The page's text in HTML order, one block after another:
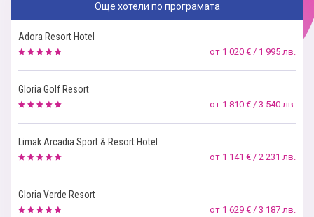
Още хотели по програмата
Adora Resort Hotel
от 1 020 € / 1 995 лв.
Gloria Golf Resort
от 1 810 € / 3 540 лв.
Limak Arcadia Sport & Resort Hotel
от 1 141 € / 2 231 лв.
Gloria Verde Resort
от 1 629 € / 3 187 лв.